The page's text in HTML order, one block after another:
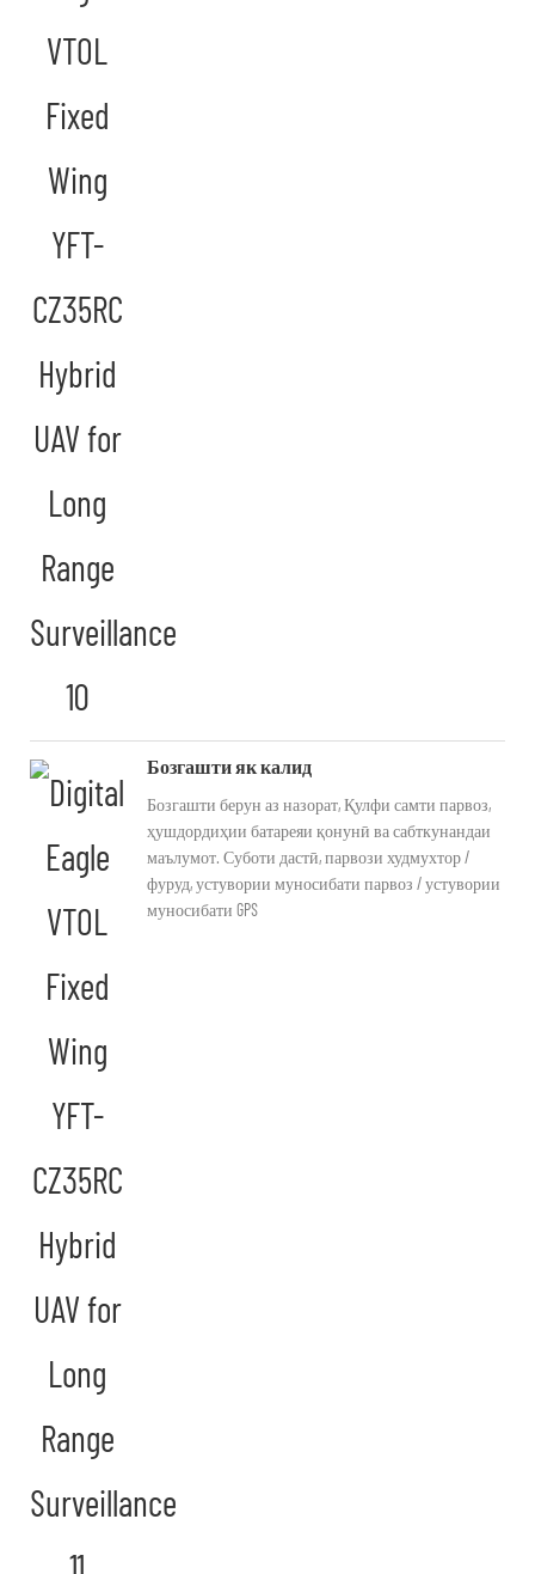
Бозгашти як калид
Бозгашти берун аз назорат, Қулфи самти парвоз,
ҳушдордиҳии батареяи қонунӣ ва сабткунандаи
маълумот. Суботи дастӣ, парвози худмухтор /
фуруд, устувории муносибати парвоз / устувории
муносибати GPS